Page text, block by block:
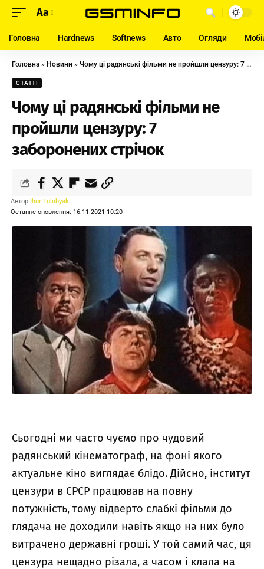
Aa
Головна Hardnews Softnews Авто Огляди
Головна » Новини » Чому ці радянські фільми не пройшли цензуру: 7 заборонених стрічок
СТАТТІ
Чому ці радянські фільми не
пройшли цензуру: 7
заборонених стрічок
Останнє оновлення: 16.11.2021 10:20
Автор:Ihor Tolubyak
Сьогодні ми часто чуємо про чудовий
радянський кінематограф, на фоні якого
актуальне кіно виглядає блідо. Дійсно, інститут
цензури в СРСР працював на повну
потужність, тому відверто слабкі фільми до
глядача не доходили навіть якщо на них було
витрачено державні гроші. У той самий час, ця
цензура нещадно різала, а часом і клала на